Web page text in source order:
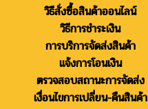
วิธีสั่งซื้อสินค้าออนไลน์
วิธีการชำระเงิน
การบริการจัดส่งสินค้า
แจ้งการโอนเงิน
ตรวจสอบสถานะการจัดส่ง
เงื่อนไขการเปลี่ยน-คืนสินค้า